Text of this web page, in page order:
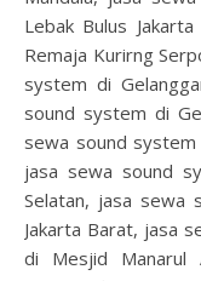
Lebak Bulus
Remaja Kurirng
system di
sound system di
sewa sound system
jasa sewa sound
Selatan, jasa sewa
Jakarta Barat, jasa
di Mesjid Manarul